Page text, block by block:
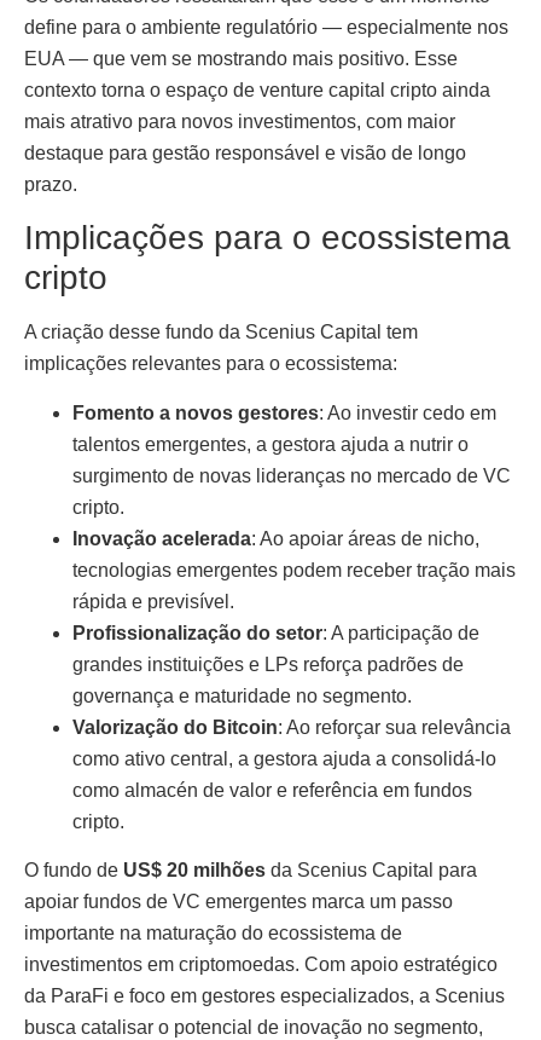
define para o ambiente regulatório — especialmente nos
EUA — que vem se mostrando mais positivo. Esse
contexto torna o espaço de venture capital cripto ainda
mais atrativo para novos investimentos, com maior
destaque para gestão responsável e visão de longo
prazo.
Implicações para o ecossistema
cripto
A criação desse fundo da Scenius Capital tem
implicações relevantes para o ecossistema:
Fomento a novos gestores: Ao investir cedo em
talentos emergentes, a gestora ajuda a nutrir o
surgimento de novas lideranças no mercado de VC
cripto.
Inovação acelerada: Ao apoiar áreas de nicho,
tecnologias emergentes podem receber tração mais
rápida e previsível.
Profissionalização do setor: A participação de
grandes instituições e LPs reforça padrões de
governança e maturidade no segmento.
Valorização do Bitcoin: Ao reforçar sua relevância
como ativo central, a gestora ajuda a consolidá-lo
como almacén de valor e referência em fundos
cripto.
O fundo de US$ 20 milhões da Scenius Capital para
apoiar fundos de VC emergentes marca um passo
importante na maturação do ecossistema de
investimentos em criptomoedas. Com apoio estratégico
da ParaFi e foco em gestores especializados, a Scenius
busca catalisar o potencial de inovação no segmento,